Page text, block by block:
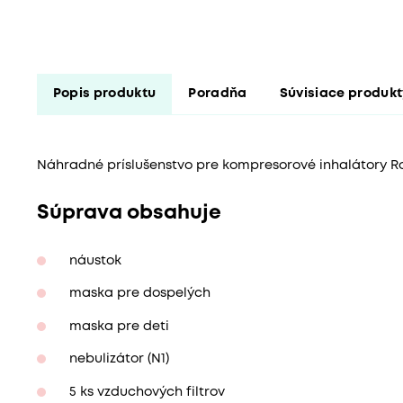
Popis produktu Poradňa Súvisiace
Náhradné príslušenstvo pre kompresorové inhalátory
Súprava obsahuje
náustok
maska pre dospelých
maska pre deti
nebulizátor (N1)
5 ks vzduchových filtrov